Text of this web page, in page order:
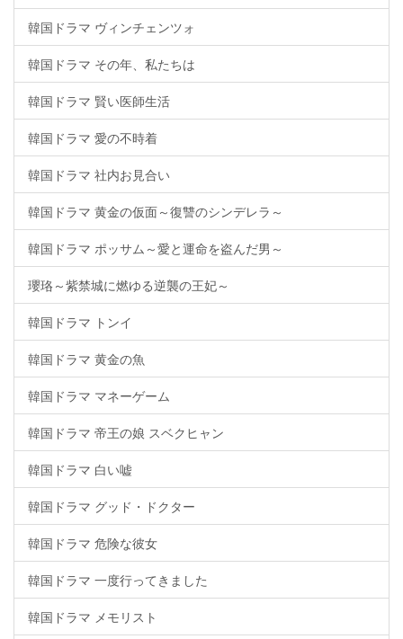
韓国ドラマ ヴィンチェンツォ
韓国ドラマ その年、私たちは
韓国ドラマ 賢い医師生活
韓国ドラマ 愛の不時着
韓国ドラマ 社内お見合い
韓国ドラマ 黄金の仮面～復讐のシンデレラ～
韓国ドラマ ポッサム～愛と運命を盗んだ男～
瓔珞～紫禁城に燃ゆる逆襲の王妃～
韓国ドラマ トンイ
韓国ドラマ 黄金の魚
韓国ドラマ マネーゲーム
韓国ドラマ 帝王の娘 スベクヒャン
韓国ドラマ 白い嘘
韓国ドラマ グッド・ドクター
韓国ドラマ 危険な彼女
韓国ドラマ 一度行ってきました
韓国ドラマ メモリスト